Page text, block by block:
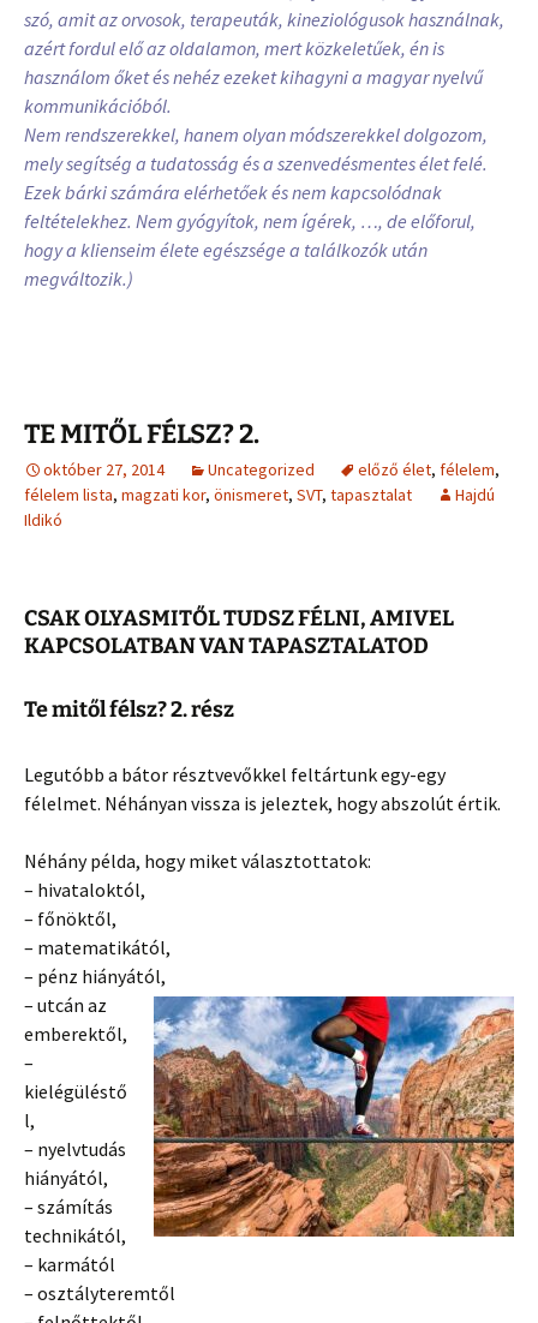
szó, amit az orvosok, terapeuták, kineziológusok használnak,
azért fordul elő az oldalamon, mert közkeletűek, én is
használom őket és nehéz ezeket kihagyni a magyar nyelvű
kommunikációból.
Nem rendszerekkel, hanem olyan módszerekkel dolgozom,
mely segítség a tudatosság és a szenvedésmentes élet felé.
Ezek bárki számára elérhetőek és nem kapcsolódnak
feltételekhez. Nem gyógyítok, nem ígérek, …, de előforul,
hogy a klienseim élete egészsége a találkozók után
megváltozik.)
TE MITŐL FÉLSZ? 2.
október 27, 2014 Uncategorized előző élet, félelem,
félelem lista, magzati kor, önismeret, SVT, tapasztalat
Hajdú
Ildikó
CSAK OLYASMITŐL TUDSZ FÉLNI, AMIVEL
KAPCSOLATBAN VAN TAPASZTALATOD
Te mitől félsz? 2. rész
Legutóbb a bátor résztvevőkkel feltártunk egy-egy
félelmet. Néhányan vissza is jeleztek, hogy abszolút értik.
Néhány példa, hogy miket választottatok:
– hivataloktól,
– főnöktől,
– matematikától,
– pénz hiányától,
– utcán az
emberektől,
–
kielégüléstő
l,
– nyelvtudás
hiányától,
– számítás
technikától,
– karmától
– osztályteremtől